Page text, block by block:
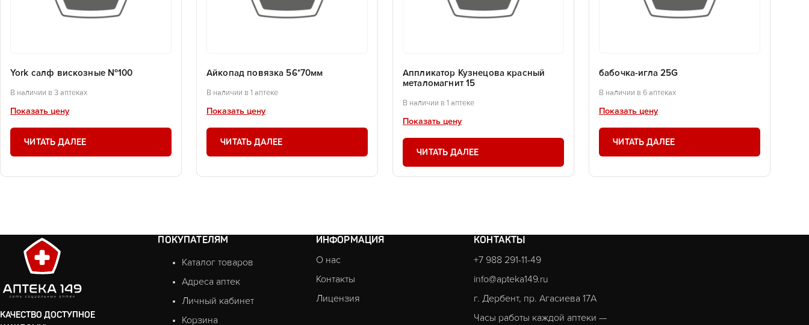
York салф вискозные №100
В наличии в 3 аптеках
Показать цену
ЧИТАТЬ ДАЛЕЕ
Айкопад повязка 56*70мм
В наличии в 1 аптеке
Показать цену
ЧИТАТЬ ДАЛЕЕ
Аппликатор Кузнецова красный
металомагнит 15
В наличии в 1 аптеке
Показать цену
ЧИТАТЬ ДАЛЕЕ
бабочка-игла 25G
В наличии в 6 аптеках
Показать цену
ЧИТАТЬ ДАЛЕЕ
КАЧЕСТВО ДОСТУПНОЕ
ПОКУПАТЕЛЯМ
Каталог товаров
Адреса аптек
Личный кабинет
Корзина
ИНФОРМАЦИЯ
О нас
Контакты
Лицензия
КОНТАКТЫ
+7 988 291-11-49
info@apteka149.ru
г. Дербент, пр. Агасиева 17А
Часы работы каждой аптеки —